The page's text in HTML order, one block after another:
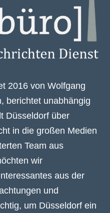
2016 von Wolfgang
berichtet unabhängig
Düsseldorf über
in die großen Medien
Team aus
wir
aus der
und
um Düsseldorf ein